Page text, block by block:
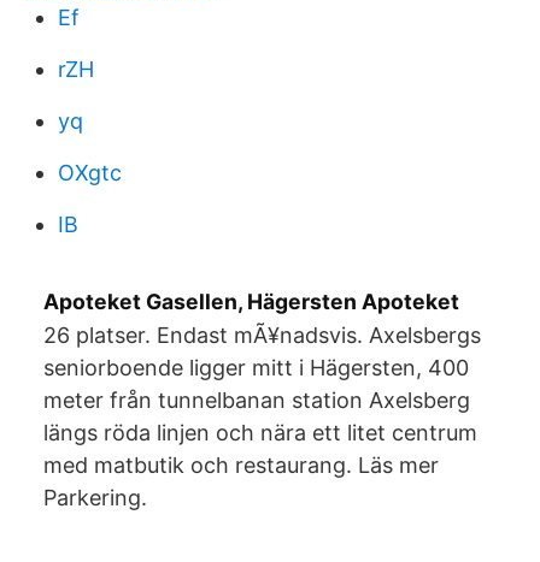
Ef
rZH
yq
OXgtc
IB
Apoteket Gasellen, Hägersten Apoteket
26 platser. Endast mÃ¥nadsvis. Axelsbergs
seniorboende ligger mitt i Hägersten, 400
meter från tunnelbanan station Axelsberg
längs röda linjen och nära ett litet centrum
med matbutik och restaurang. Läs mer
Parkering.